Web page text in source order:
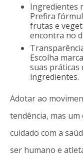
Ingredientes
Prefira
frutas e
encontra no
Escolha
suas práticas
ingredientes.
Adotar ao
tendência, mas
cuidado com a
ser humano e